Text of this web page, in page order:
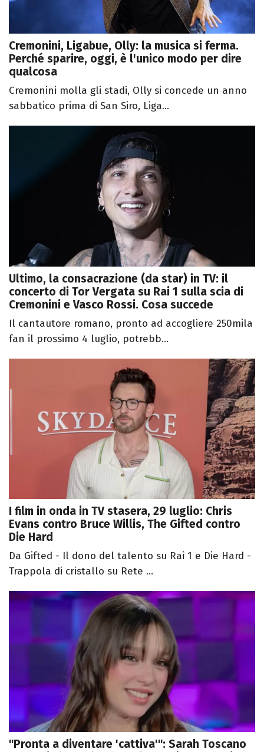
Cremonini, Ligabue, Olly: la musica si ferma.
Perché sparire, oggi, è l'unico modo per dire
qualcosa
Cremonini molla gli stadi, Olly si concede un anno
sabbatico prima di San Siro, Liga...
Ultimo, la consacrazione (da star) in TV: il
concerto di Tor Vergata su Rai 1 sulla scia di
Cremonini e Vasco Rossi. Cosa succede
Il cantautore romano, pronto ad accogliere 250mila
fan il prossimo 4 luglio, potrebb...
I film in onda in TV stasera, 29 luglio: Chris
Evans contro Bruce Willis, The Gifted contro
Die Hard
Da Gifted - Il dono del talento su Rai 1 e Die Hard -
Trappola di cristallo su Rete ...
"Pronta a diventare 'cattiva'": Sarah Toscano